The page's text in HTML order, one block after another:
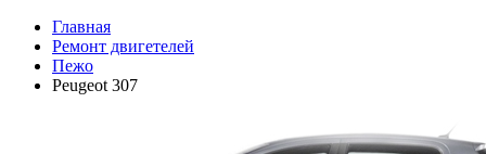
Главная
Ремонт двигетелей
Пежо
Peugeot 307